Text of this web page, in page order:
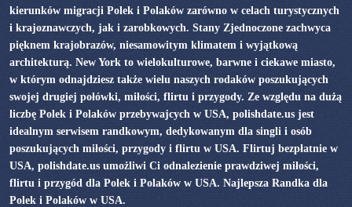
kierunków migracji Polek i Polaków zarówno w celach turystycznych
i krajoznawczych, jak i zarobkowych. Stany Zjednoczone zachwyca
pięknem krajobrazów, niesamowitym klimatem i wyjątkową
architekturą. New York to wielokulturowe, barwne i ciekawe miasto,
w którym odnajdziesz także wielu naszych rodaków poszukujących
swojej drugiej połówki, miłości, flirtu i przygody. Ze względu na dużą
liczbę Polek i Polaków przebywajcych w USA, polishdate.us jest
idealnym serwisem randkowym, dedykowanym dla singli i osób
poszukujących miłości, przygody i flirtu w USA. Flirtuj bezpłatnie w
USA, polishdate.us umożliwi Ci odnalezienie prawdziwej miłości,
flirtu i przygód dla Polek i Polaków w USA. Najlepsza Randka dla
Polek i Polaków w USA.